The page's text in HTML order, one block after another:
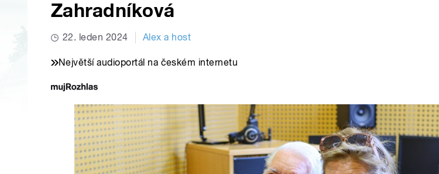
Zahradníková
22. leden 2024 Alex a host
Největší audioportál na českém internetu